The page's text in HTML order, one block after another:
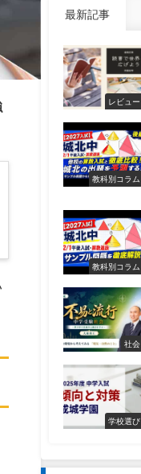
最新記事
レビュー
教科別コラム
教科別コラム
社会
学校選び